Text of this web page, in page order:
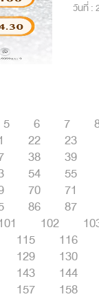
วันที่ :
5 6 7
22 23
38 39
54 55
70 71
86 87
102
115 116
129 130
143 144
157 158